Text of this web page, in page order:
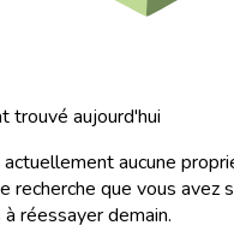
trouvé aujourd'hui
actuellement aucune
recherche que vous avez
réessayer demain.